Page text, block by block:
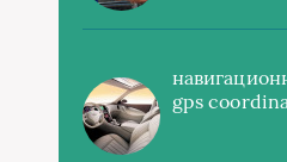
gps